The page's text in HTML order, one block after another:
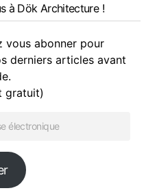
à Dök Architecture !
vous abonner pour
derniers articles avant
gratuit)